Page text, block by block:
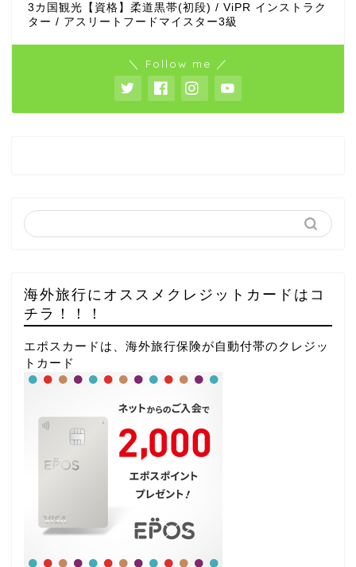
3カ国観光【資格】柔道黒帯(初段) / ViPR インストラク
ター / アスリートフードマイスター3級
＼ Follow me ／
海外旅行にオススメクレジットカードはコ
チラ！！！
エポスカードは、海外旅行保険が自動付帯のクレジッ
トカード